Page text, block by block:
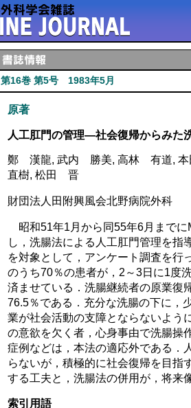
第16巻 第5号 1983年5月
原著
人工肛門の管理―社会復帰からみた
鄭 漢龍, 武内 勝美, 高林 有道,
直樹, 松田 晋
財団法人田附興風会北野病院外科
昭和51年1月から同55年6月までに
し，洗腸法による人工肛門管理を指
を対象として，アンケート調査を行
のうち70％の患者が，2～3日に1度
済ませている．洗腸継続者の原業復
76.5％である．充分な洗腸の下に，
業が社会活動の支障とならないよう
の意欲を欠く者，心身事由で洗腸操
症例などは，本法の適応外である．
らないが，積極的に社会復帰を目指
する工夫と，洗腸法の併用が，将来
索引用語